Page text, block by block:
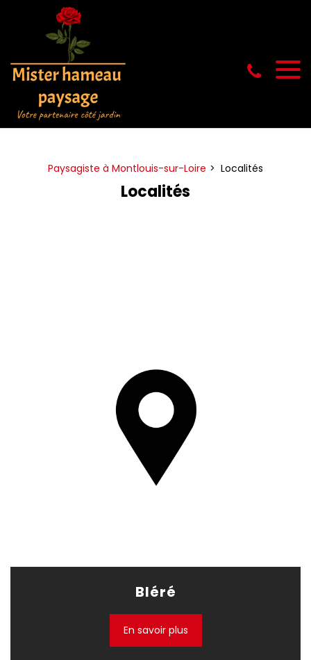
Paysagiste à Montlouis-sur-Loire Localités
Localités
Bléré
En savoir plus
Panneau de gestion des cookies